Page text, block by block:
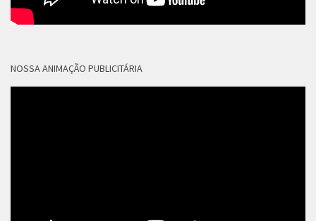
NOSSA ANIMAÇÃO PUBLICITÁRIA